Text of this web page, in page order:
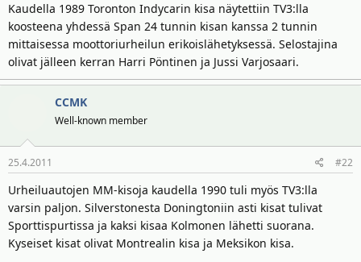
u
n
a
l
o
a
j
a
v
ä
m
ä
ä
r
ä
Kaudella 1989 Toronton Indycarin kisa näytettiin TV3:lla
koosteena yhdessä Span 24 tunnin kisan kanssa 2 tunnin
mittaisessa moottoriurheilun erikoislähetyksessä. Selostajina
olivat jälleen kerran Harri Pöntinen ja Jussi Varjosaari.
CCMK
Well-known member
25.4.2011 #22
Urheiluautojen MM-kisoja kaudella 1990 tuli myös TV3:lla
varsin paljon. Silverstonesta Doningtoniin asti kisat tulivat
Sporttispurtissa ja kaksi kisaa Kolmonen lähetti suorana.
Kyseiset kisat olivat Montrealin kisa ja Meksikon kisa.